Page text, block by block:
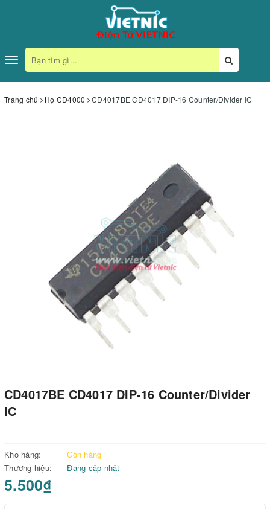
Toggle
navigation
Trang chủ Họ CD4000 CD4017BE CD4017 DIP-16 Counter/Divider IC
CD4017BE CD4017 DIP-16 Counter/Divider
IC
Kho hàng:
Còn hàng
Thương hiệu:
Đang cập nhật
5.500₫